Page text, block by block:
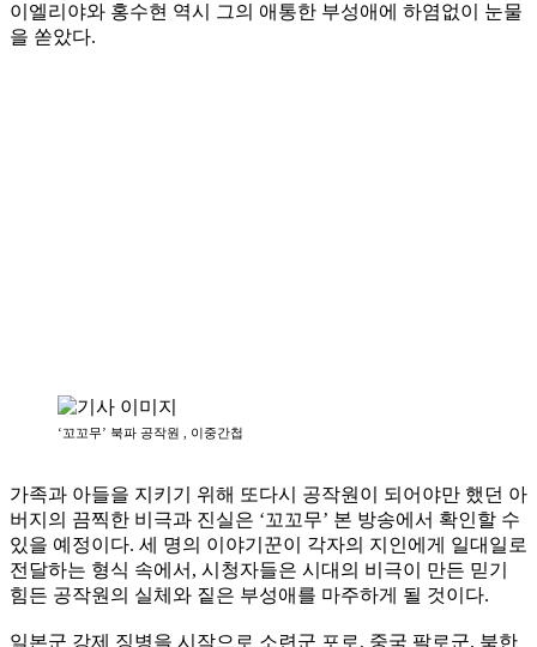
이엘리야와 홍수현 역시 그의 애통한 부성애에 하염없이 눈물
을 쏟았다.
‘꼬꼬무’ 북파 공작원 , 이중간첩
가족과 아들을 지키기 위해 또다시 공작원이 되어야만 했던 아
버지의 끔찍한 비극과 진실은 ‘꼬꼬무’ 본 방송에서 확인할 수
있을 예정이다. 세 명의 이야기꾼이 각자의 지인에게 일대일로
전달하는 형식 속에서, 시청자들은 시대의 비극이 만든 믿기
힘든 공작원의 실체와 짙은 부성애를 마주하게 될 것이다.
일본군 강제 징병을 시작으로 소련군 포로, 중국 팔로군, 북한